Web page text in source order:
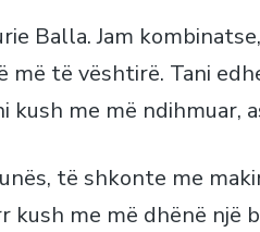
Balla. Jam
më të vështirë. Tani
me më ndihmuar,
të shkonte me
kush me më dhënë një